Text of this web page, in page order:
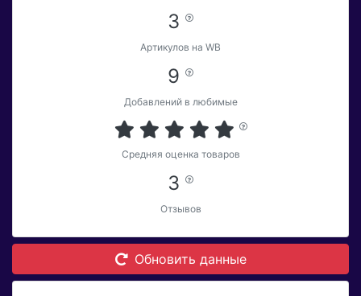
3
Артикулов на WB
9
Добавлений в любимые
Средняя оценка товаров
3
Отзывов
Обновить данные